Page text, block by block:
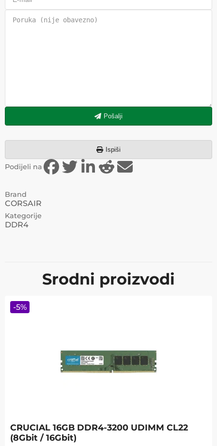
Pošalji
Ispiši
Podijeli na
Brand
CORSAIR
Kategorije
DDR4
Srodni proizvodi
CRUCIAL 16GB DDR4-3200 UDIMM CL22
(8Gbit / 16Gbit)
-5%